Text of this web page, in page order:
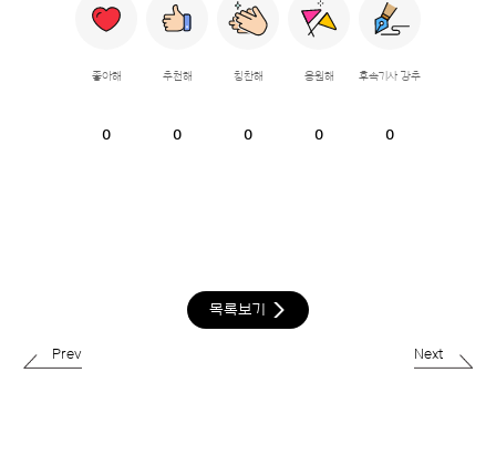
좋아해
0
추천해
0
칭찬해
0
응원해
0
후속기사 강추
0
목록보기
Prev Next